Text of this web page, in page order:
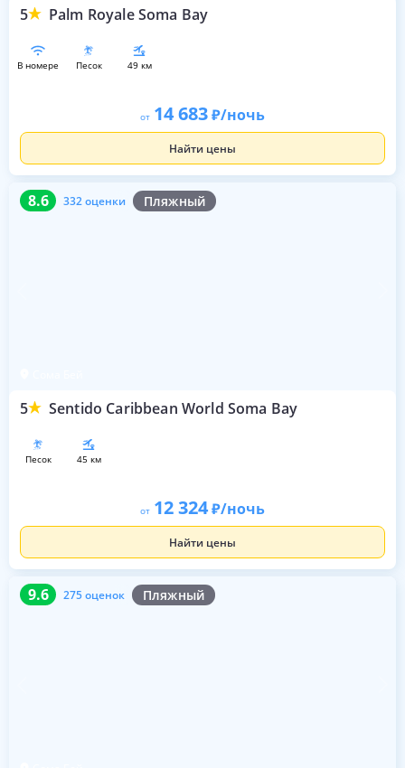
5 Palm Royale Soma Bay
в номере песок 49 км
от 14 683 /ночь
Найти цены
8.6 332 оценки Пляжный
5 Sentido Caribbean World Soma Bay
8.6 332 оценки
песок 45 км
от 12 324 /ночь
Найти цены
9.6 275 оценок Пляжный
9.6 275 оценок